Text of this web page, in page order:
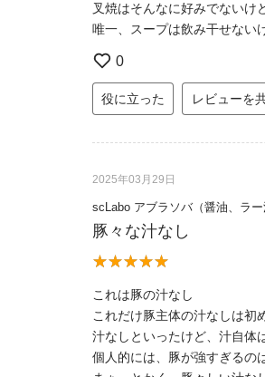
叉焼はそんなに好みでないけ
唯一、スープは飲み干せない
0
役に立った レビューを
2025年03月29日
scLabo アブラソバ（醤油、ラ
豚々な汁なし
これは豚の汁なし
これだけ豚主体の汁なしは初
汁なしといったけど、汁自体
個人的には、豚が強すぎるの